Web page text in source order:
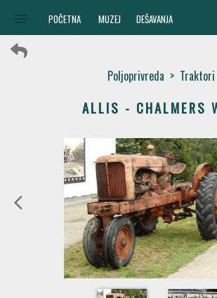
POČETNA MUZEJ DEŠAVANJA
Poljoprivreda > Traktori
ALLIS - CHALMERS
arrow_back_ios